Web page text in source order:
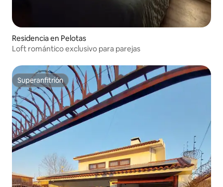
Residencia en Pelotas
Loft romántico exclusivo para parejas
Superanfitrión
Superanfitrión